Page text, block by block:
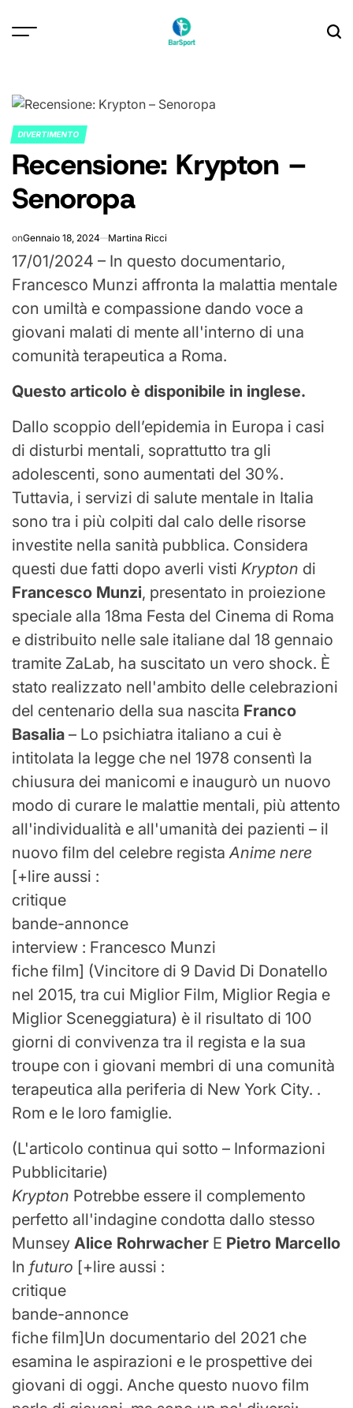
POSTED
IN
DIVERTIMENTO
Recensione: Krypton –
Senoropa
onGennaio 18, 2024 Martina Ricci
17/01/2024 – In questo documentario,
Francesco Munzi affronta la malattia mentale
con umiltà e compassione dando voce a
giovani malati di mente all'interno di una
comunità terapeutica a Roma.
Questo articolo è disponibile in inglese.
Dallo scoppio dell’epidemia in Europa i casi
di disturbi mentali, soprattutto tra gli
adolescenti, sono aumentati del 30%.
Tuttavia, i servizi di salute mentale in Italia
sono tra i più colpiti dal calo delle risorse
investite nella sanità pubblica. Considera
questi due fatti dopo averli visti Krypton di
Francesco Munzi, presentato in proiezione
speciale alla 18ma Festa del Cinema di Roma
e distribuito nelle sale italiane dal 18 gennaio
tramite ZaLab, ha suscitato un vero shock. È
stato realizzato nell'ambito delle celebrazioni
del centenario della sua nascita Franco
Basalia – Lo psichiatra italiano a cui è
intitolata la legge che nel 1978 consentì la
chiusura dei manicomi e inaugurò un nuovo
modo di curare le malattie mentali, più attento
all'individualità e all'umanità dei pazienti – il
nuovo film del celebre registaAnime nere
[+lire aussi :
critique
bande-annonce
interview : Francesco Munzi
fiche film] (Vincitore di 9 David Di Donatello
nel 2015, tra cui Miglior Film, Miglior Regia e
Miglior Sceneggiatura) è il risultato di 100
giorni di convivenza tra il regista e la sua
troupe con i giovani membri di una comunità
terapeutica alla periferia di New York City. .
Rom e le loro famiglie.
(L'articolo continua qui sotto – Informazioni
Pubblicitarie)
Krypton Potrebbe essere il complemento
perfetto all'indagine condotta dallo stesso
Munsey Alice Rohrwacher E Pietro Marcello
In futuro [+lire aussi :
critique
bande-annonce
fiche film]Un documentario del 2021 che
esamina le aspirazioni e le prospettive dei
giovani di oggi. Anche questo nuovo film